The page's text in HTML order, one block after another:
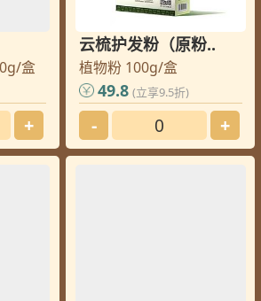
盒
+
云梳护发粉（原粉..
植物粉 100g/盒
49.8 (立享9.5折)
- +